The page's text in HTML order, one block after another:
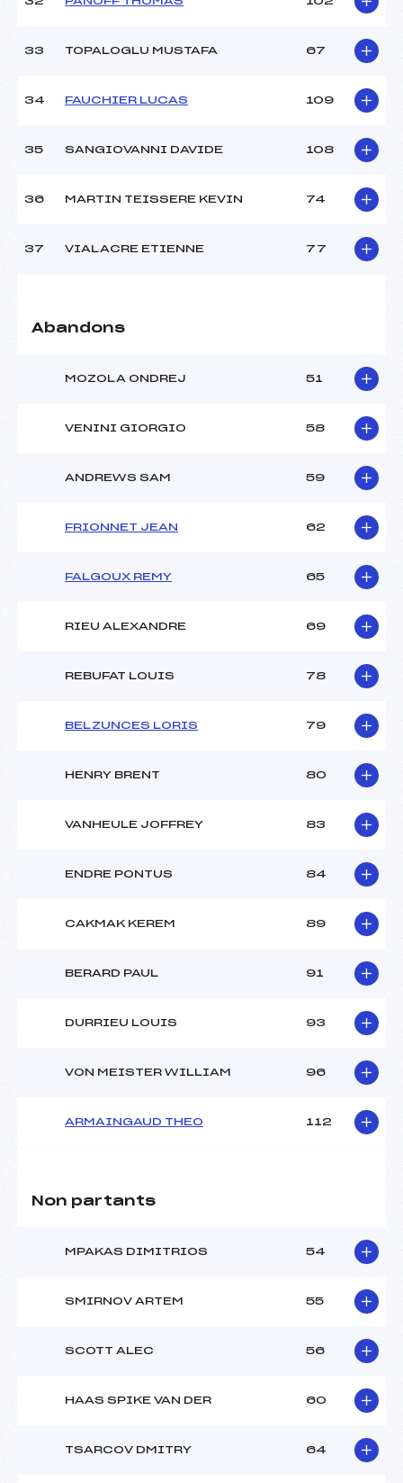
33 TOPALOGLU MUSTAFA 67
34 FAUCHIER LUCAS 109
35 SANGIOVANNI DAVIDE 108
36 MARTIN TEISSERE KEVIN 74
37 VIALACRE ETIENNE 77
Abandons
MOZOLA ONDREJ 51
VENINI GIORGIO 58
ANDREWS SAM 59
FRIONNET JEAN 62
FALGOUX REMY 65
RIEU ALEXANDRE 69
REBUFAT LOUIS 78
BELZUNCES LORIS 79
HENRY BRENT 80
VANHEULE JOFFREY 83
ENDRE PONTUS 84
CAKMAK KEREM 89
BERARD PAUL 91
DURRIEU LOUIS 93
VON MEISTER WILLIAM 96
ARMAINGAUD THEO 112
Non partants
MPAKAS DIMITRIOS 54
SMIRNOV ARTEM 55
SCOTT ALEC 56
HAAS SPIKE VAN DER 60
TSARCOV DMITRY 64